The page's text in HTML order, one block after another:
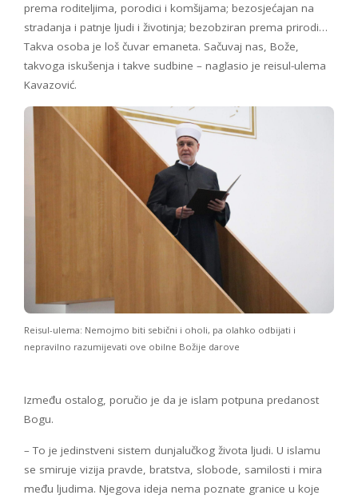
prema roditeljima, porodici i komšijama; bezosjećajan na
stradanja i patnje ljudi i životinja; bezobziran prema prirodi…
Takva osoba je loš čuvar emaneta. Sačuvaj nas, Bože,
takvoga iskušenja i takve sudbine – naglasio je reisul-ulema
Kavazović.
Reisul-ulema: Nemojmo biti sebični i oholi, pa olahko odbijati i
nepravilno razumijevati ove obilne Božije darove
Između ostalog, poručio je da je islam potpuna predanost
Bogu.
– To je jedinstveni sistem dunjalučkog života ljudi. U islamu
se smiruje vizija pravde, bratstva, slobode, samilosti i mira
među ljudima. Njegova ideja nema poznate granice u koje